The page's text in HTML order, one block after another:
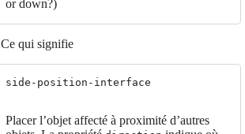
or down?)
Ce qui signifie
side-position-interface
Placer l’objet affecté à proximité d’autres